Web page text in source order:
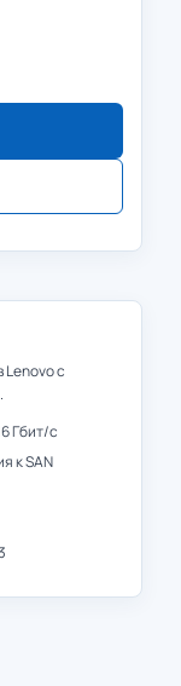
Lenovo с
Гбит/с
к SAN